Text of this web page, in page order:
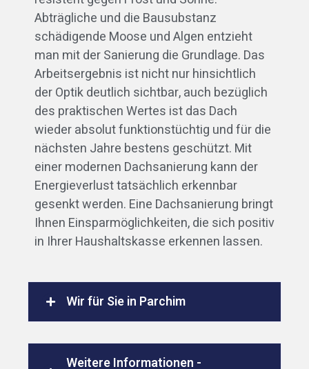
Abträgliche und die Bausubstanz
schädigende Moose und Algen entzieht
man mit der Sanierung die Grundlage. Das
Arbeitsergebnis ist nicht nur hinsichtlich
der Optik deutlich sichtbar, auch bezüglich
des praktischen Wertes ist das Dach
wieder absolut funktionstüchtig und für die
nächsten Jahre bestens geschützt. Mit
einer modernen Dachsanierung kann der
Energieverlust tatsächlich erkennbar
gesenkt werden. Eine Dachsanierung bringt
Ihnen Einsparmöglichkeiten, die sich positiv
in Ihrer Haushaltskasse erkennen lassen.
Wir für Sie in Parchim
Weitere Informationen -